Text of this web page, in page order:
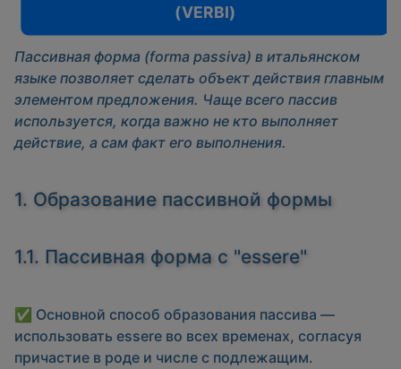
(VERBI)
Пассивная форма (forma passiva) в итальянском
языке позволяет сделать объект действия главным
элементом предложения. Чаще всего пассив
используется, когда важно не кто выполняет
действие, а сам факт его выполнения.
1. Образование пассивной формы
1.1. Пассивная форма с "essere"
✅ Основной способ образования пассива —
использовать essere во всех временах, согласуя
причастие в роде и числе с подлежащим.